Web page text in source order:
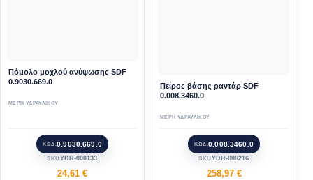
Πόμολο μοχλού ανύψωσης SDF
0.9030.669.0
ΜΕΡΗ ΥΔΡΑΥΛΙΚΟΥ
ΚΩΔ.0.9030.669.0
SKUYDR-000133
24,61 €
Πείρος βάσης ραντάρ SDF
0.008.3460.0
ΜΕΡΗ ΥΔΡΑΥΛΙΚΟΥ
ΚΩΔ.0.008.3460.0
SKUYDR-000216
258,97 €